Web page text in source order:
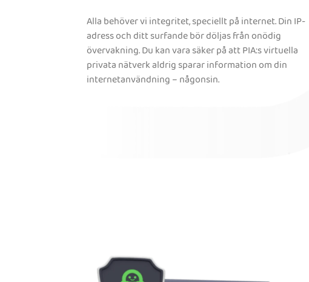
Alla behöver vi integritet, speciellt på internet. Din IP-
adress och ditt surfande bör döljas från onödig
övervakning. Du kan vara säker på att PIA:s virtuella
privata nätverk aldrig sparar information om din
internetanvändning – någonsin.